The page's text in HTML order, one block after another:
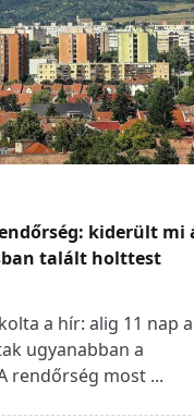
kiderült mi
talált holttest
a hír: alig 11 nap
ugyanabban a
rendőrség most ...